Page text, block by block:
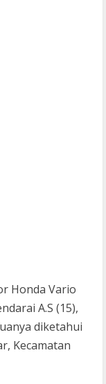
Honda Vario
A.S (15),
diketahui
Kecamatan